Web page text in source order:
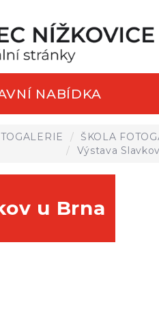
NABÍDKA
ŠKOLA
Výstava
u Brna